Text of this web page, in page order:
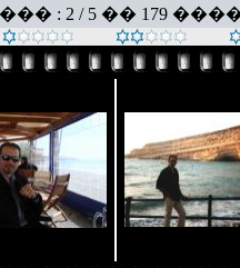
: 2 / 5 �� 179